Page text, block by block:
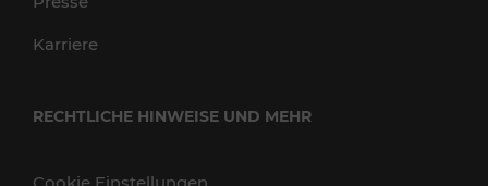
Karriere
RECHTLICHE HINWEISE UND MEHR